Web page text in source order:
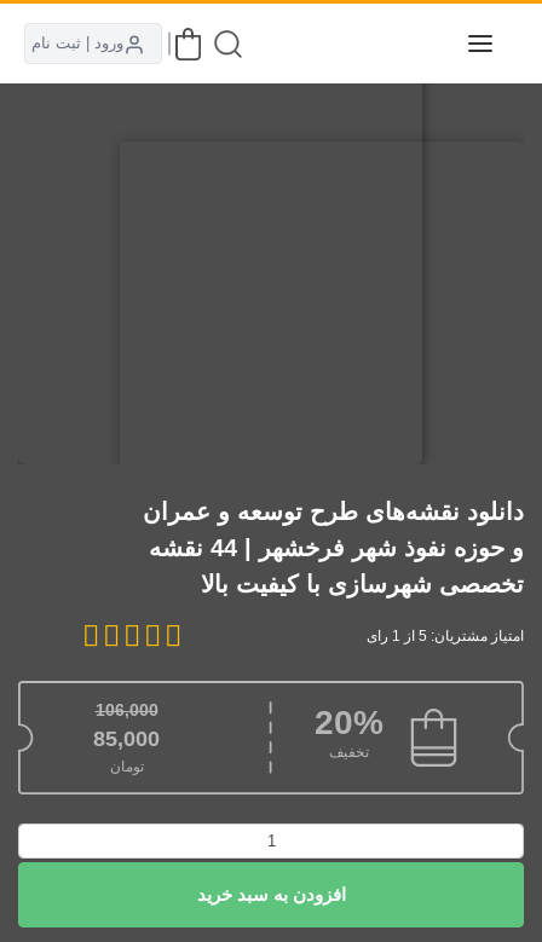
ورود | ثبت نام
دانلود نقشه‌های طرح توسعه و عمران
و حوزه نفوذ شهر فرخشهر | 44 نقشه
تخصصی شهرسازی با کیفیت بالا
امتیاز مشتریان: 5 از 1 رای
20%
تخفیف
106,000
قیمت اصلی: 106,000تومان بود.
85,000
تومان
قیمت فعلی: 85,000تومان.
نقشه‌های
توسعه
افزودن به سبد خرید